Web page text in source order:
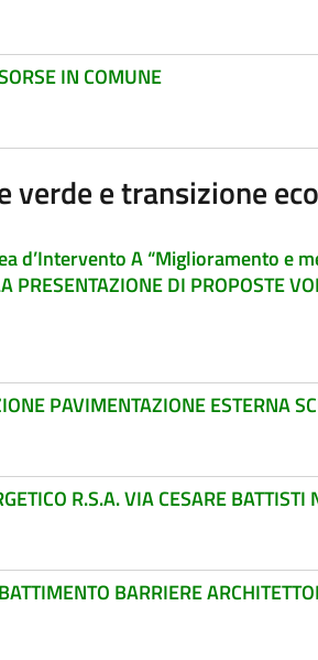
IN COMUNE
verde e transizione
d’Intervento A “Miglioramento
PRESENTAZIONE DI PROPOSTE
PAVIMENTAZIONE ESTERNA
R.S.A. VIA CESARE
BARRIERE